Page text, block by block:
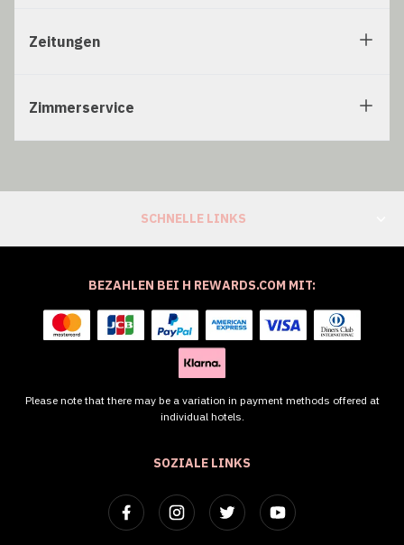
Zeitungen
Zimmerservice
SCHNELLE LINKS
SOZIALE LINKS
BEZAHLEN BEI H REWARDS.COM MIT:
Please note that there may be a variation in payment methods offered at
individual hotels.